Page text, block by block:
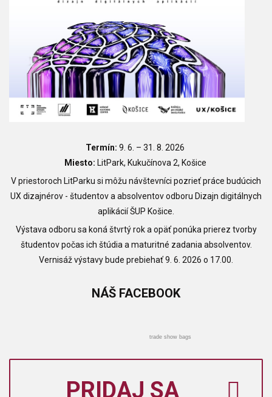
Termín: 9 . 6. – 31. 8. 2026
Miesto: LitPark, Kukučínova 2, Košice
V priestoroch LitParku si môžu návštevníci pozrieť práce budúcich
UX dizajnérov - študentov a absolventov odboru Dizajn digitálnych
aplikácií ŠUP Košice.
Výstava odboru sa koná štvrtý rok a opäť ponúka prierez tvorby
študentov počas ich štúdia a maturitné zadania absolventov.
Vernisáž výstavy bude prebiehať 9. 6. 2026 o 17.00.
NÁŠ FACEBOOK
trade show bags
PRIDAJ SA